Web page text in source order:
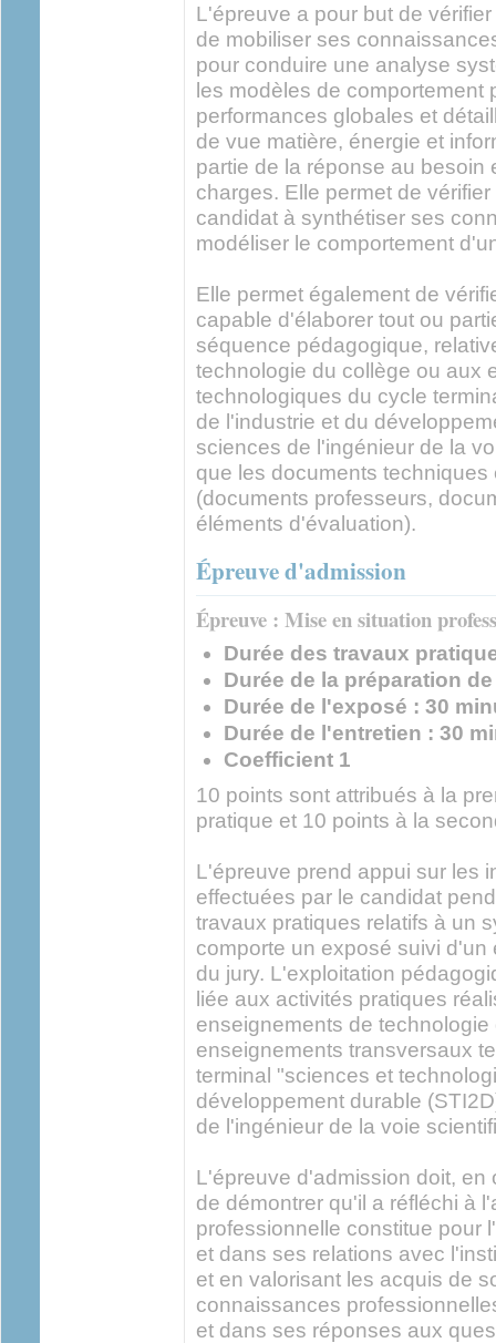
L'épreuve a pour but de
de mobiliser ses
pour conduire une analyse
les modèles de comportement
performances globales et
de vue matière, énergie et
partie de la réponse au besoin
charges. Elle permet de
candidat à synthétiser ses
modéliser le comportement
Elle permet également de
capable d'élaborer tout ou
séquence pédagogique,
technologie du collège ou aux
technologiques du cycle
de l'industrie et du
sciences de l'ingénieur de la
que les documents
(documents professeurs,
éléments d'évaluation).
Épreuve d'admission
Épreuve : Mise en situation
Durée des travaux
Durée de la préparation
Durée de l'exposé : 30
Durée de l'entretien : 30
Coefficient 1
10 points sont attribués à la
pratique et 10 points à la
L'épreuve prend appui sur les
effectuées par le candidat
travaux pratiques relatifs à un
comporte un exposé suivi
du jury. L'exploitation
liée aux activités pratiques
enseignements de
enseignements transversaux
terminal "sciences et
développement durable
de l'ingénieur de la voie
L'épreuve d'admission doit, en
de démontrer qu'il a réfléchi à
professionnelle constitue pour
et dans ses relations avec
et en valorisant les acquis de
connaissances
et dans ses réponses aux